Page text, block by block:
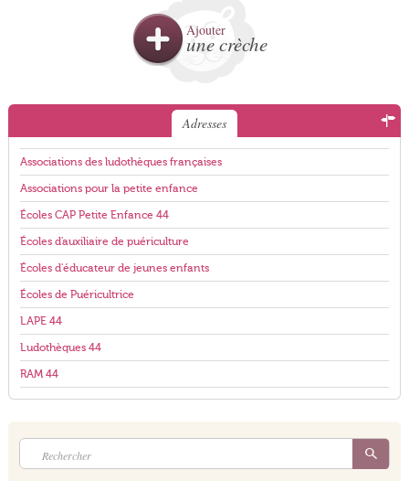
Ajouter
une crèche
Adresses
Associations des ludothèques françaises
Associations pour la petite enfance
Écoles CAP Petite Enfance 44
Écoles d'auxiliaire de puériculture
Écoles d'éducateur de jeunes enfants
Écoles de Puéricultrice
LAPE 44
Ludothèques 44
RAM 44